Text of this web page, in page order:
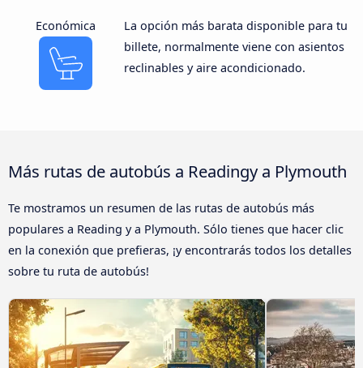
Económica
La opción más barata disponible para tu
billete, normalmente viene con asientos
reclinables y aire acondicionado.
Más rutas de autobús a Readingy a Plymouth
Te mostramos un resumen de las rutas de autobús más
populares a Reading y a Plymouth. Sólo tienes que hacer clic
en la conexión que prefieras, ¡y encontrarás todos los detalles
sobre tu ruta de autobús!